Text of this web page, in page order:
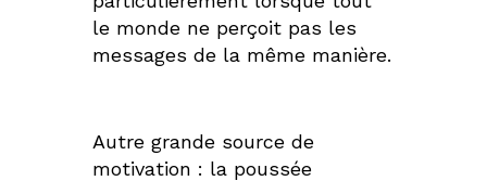
le monde ne perçoit pas les
messages de la même manière.
Autre grande source de
motivation : la poussée